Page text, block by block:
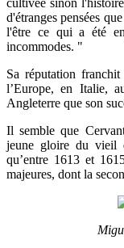
d'étranges pensées
l'être ce qui a été
incommodes. "
Sa réputation
l’Europe, en Italie,
Angleterre que son
Il semble que
jeune gloire du vieil
qu’entre 1613 et
majeures, dont la